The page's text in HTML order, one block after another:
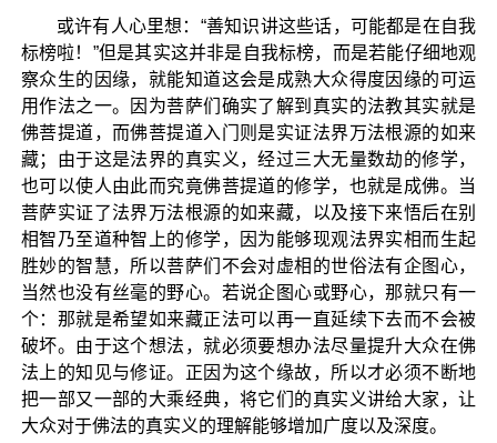
或许有人心里想：“善知识讲这些话，可能都是在自我
标榜啦！”但是其实这并非是自我标榜，而是若能仔细地观
察众生的因缘，就能知道这会是成熟大众得度因缘的可运
用作法之一。因为菩萨们确实了解到真实的法教其实就是
佛菩提道，而佛菩提道入门则是实证法界万法根源的如来
藏；由于这是法界的真实义，经过三大无量数劫的修学，
也可以使人由此而究竟佛菩提道的修学，也就是成佛。当
菩萨实证了法界万法根源的如来藏，以及接下来悟后在别
相智乃至道种智上的修学，因为能够现观法界实相而生起
胜妙的智慧，所以菩萨们不会对虚相的世俗法有企图心，
当然也没有丝毫的野心。若说企图心或野心，那就只有一
个：那就是希望如来藏正法可以再一直延续下去而不会被
破坏。由于这个想法，就必须要想办法尽量提升大众在佛
法上的知见与修证。正因为这个缘故，所以才必须不断地
把一部又一部的大乘经典，将它们的真实义讲给大家，让
大众对于佛法的真实义的理解能够增加广度以及深度。